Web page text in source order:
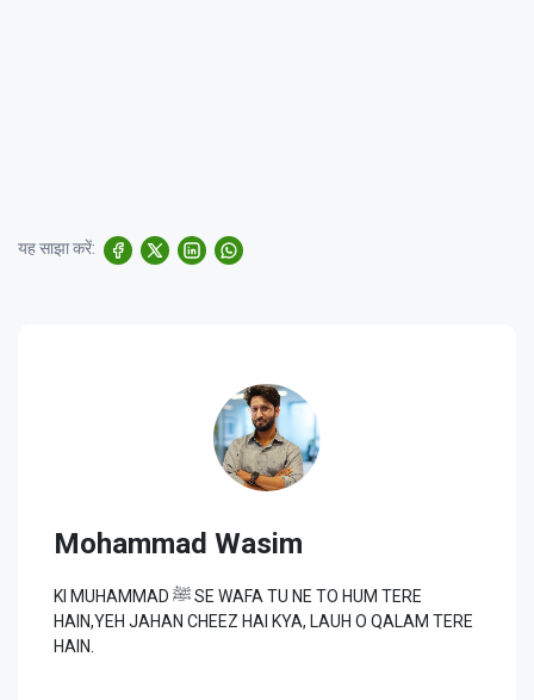
यह साझा करें:
Mohammad Wasim
KI MUHAMMAD ﷺ SE WAFA TU NE TO HUM TERE
HAIN,YEH JAHAN CHEEZ HAI KYA, LAUH O QALAM TERE
HAIN.